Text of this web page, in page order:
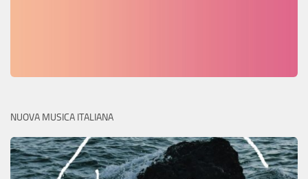
NUOVA MUSICA ITALIANA